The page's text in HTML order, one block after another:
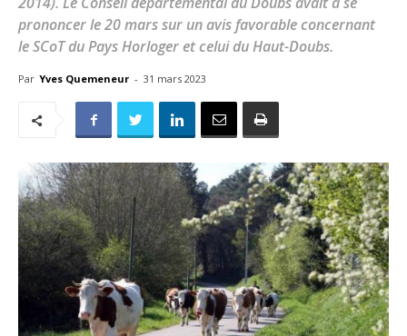
prononcer le 20 mars sur un avis favorable concernant
le SCoT du Pays Horloger et celui du Haut-Doubs.
Par Yves Quemeneur - 31 mars 2023